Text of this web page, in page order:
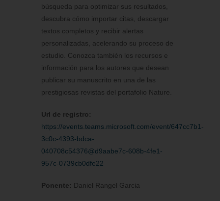
búsqueda para optimizar sus resultados,
descubra cómo importar citas, descargar
textos completos y recibir alertas
personalizadas, acelerando su proceso de
estudio. Conozca también los recursos e
información para los autores que desean
publicar su manuscrito en una de las
prestigiosas revistas del portafolio Nature.
Url de registro:
https://events.teams.microsoft.com/event/647cc7b1-
3c0c-4393-bdca-
040708c54376@d9aabe7c-608b-4fe1-
957c-0739cb0dfe22
Ponente: Daniel Rangel Garcia